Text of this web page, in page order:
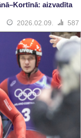
aizvadīta
2026.02.09. 587